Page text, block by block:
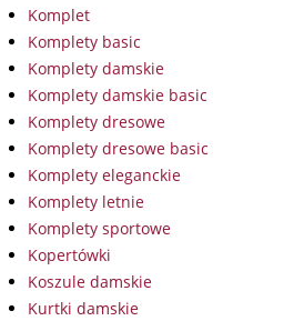
Komplet
Komplety basic
Komplety damskie
Komplety damskie basic
Komplety dresowe
Komplety dresowe basic
Komplety eleganckie
Komplety letnie
Komplety sportowe
Kopertówki
Koszule damskie
Kurtki damskie